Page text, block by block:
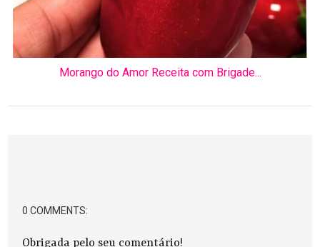
Morango do Amor Receita com Brigade...
0 COMMENTS:
Obrigada pelo seu comentário!